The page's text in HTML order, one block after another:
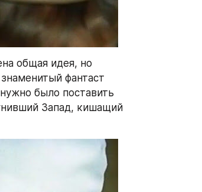
общая идея, но
фантаст
было поставить
Запад, кишащий